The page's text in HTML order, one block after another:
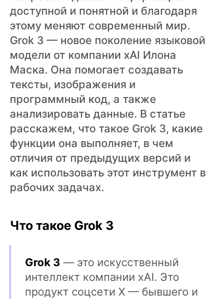
ВХОД
ВХОД
доступной и понятной и благодаря
этому меняют современный мир.
Grok 3 — новое поколение языковой
модели от компании xAI Илона
Маска. Она помогает создавать
тексты, изображения и
программный код, а также
анализировать данные. В статье
расскажем, что такое Grok 3, какие
функции она выполняет, в чем
отличия от предыдущих версий и
как использовать этот инструмент в
рабочих задачах.
Что такое Grok 3
Grok 3 — это искусственный
интеллект компании xAI. Это
продукт соцсети Х — бывшего и